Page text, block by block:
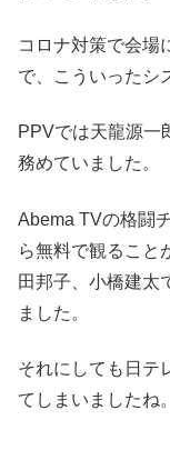
コロナ対策で会場
で、こういったシ
PPVでは天龍源一
務めていました。
Abema TVの格闘
ら無料で観ること
田邦子、小橋建太
ました。
それにしても日テ
てしまいましたね。